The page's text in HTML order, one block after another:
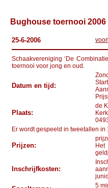
Bughouse toernooi 2006
25-6-2006
Schaakvereniging ‘De
toernooi voor jong en oud.
Datum en tijd:
Plaats:
de
Er wordt gespeeld in tweetallen
Prijzen:
Inschrijfkosten:
5